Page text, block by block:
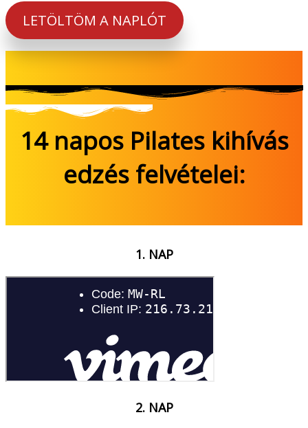
LETÖLTÖM A NAPLÓT
14 napos Pilates kihívás
edzés felvételei:
1. NAP
2. NAP